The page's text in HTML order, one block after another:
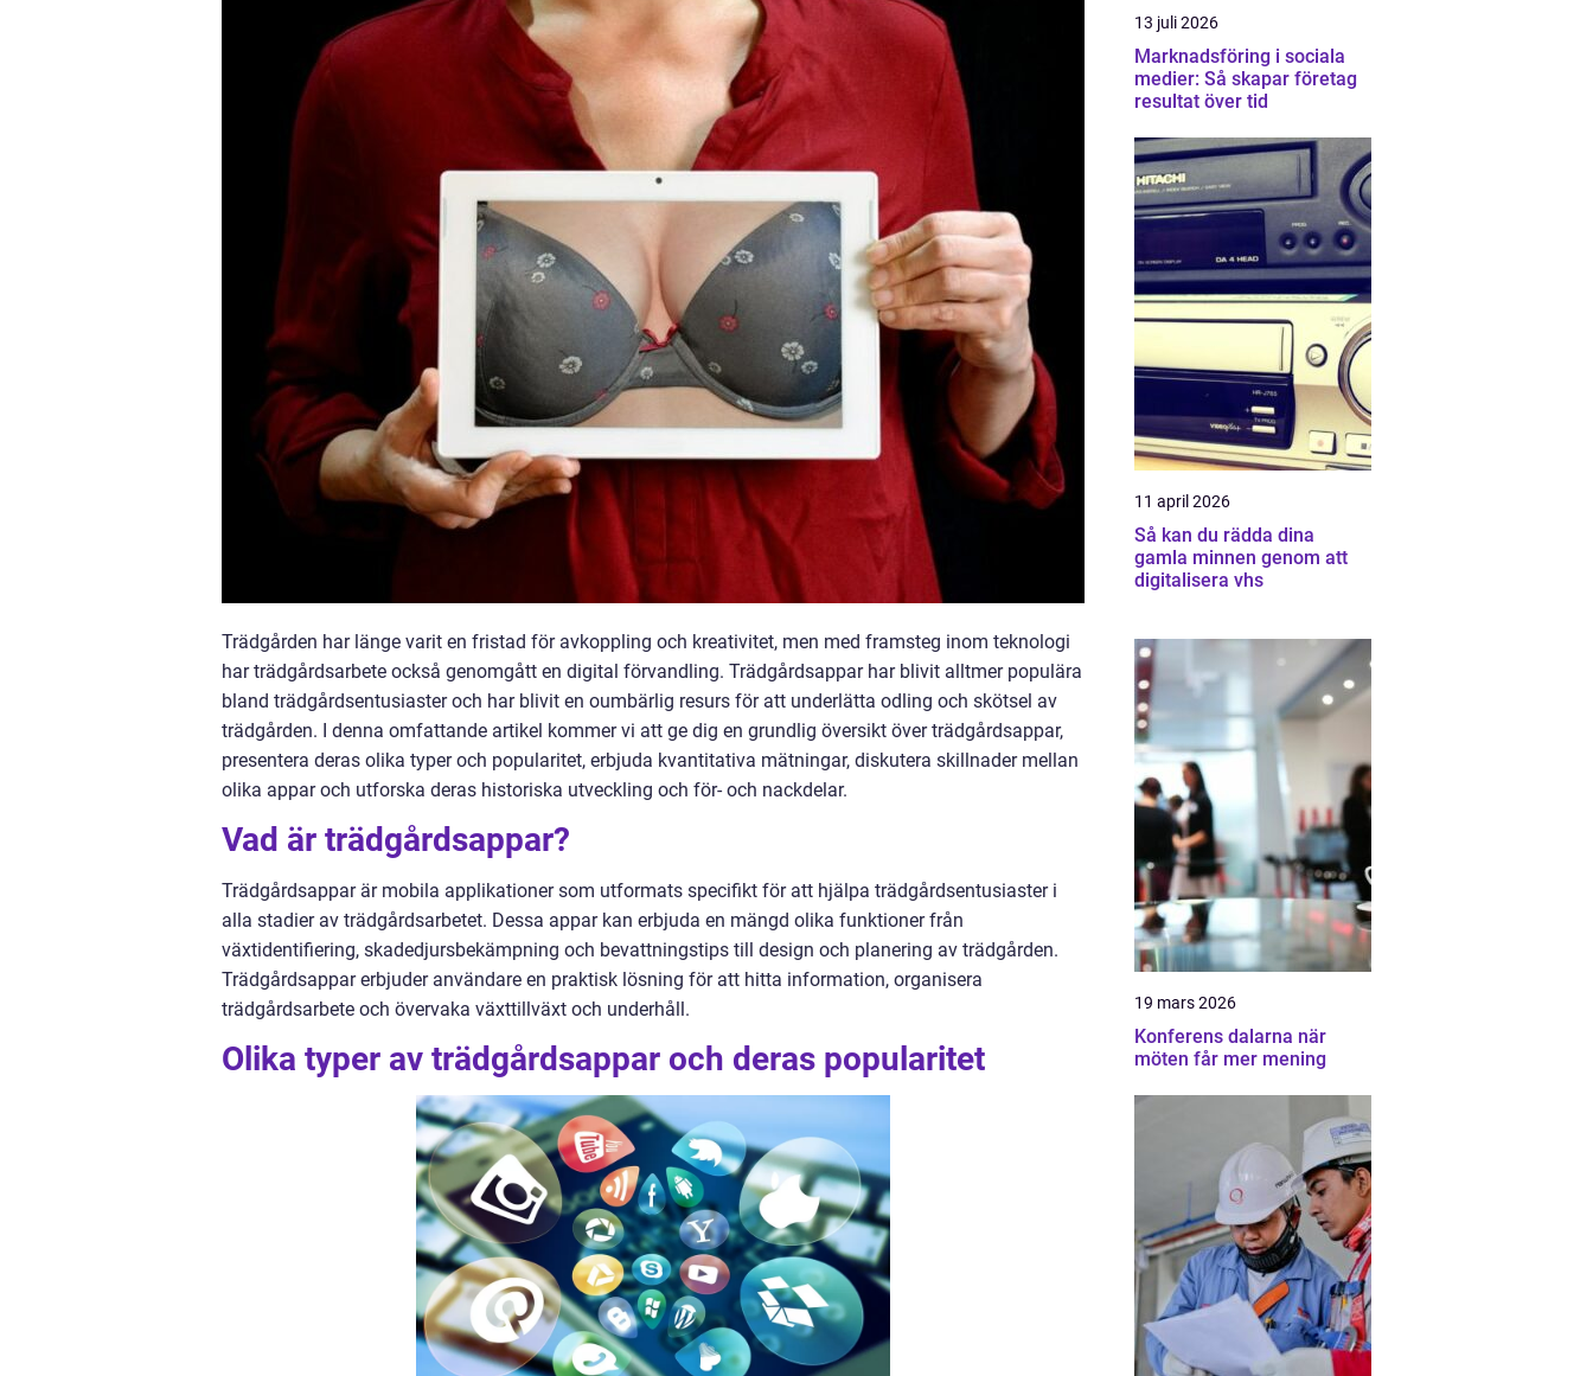
Trädgården har länge varit en fristad för avkoppling och kreativitet, men med framsteg inom teknologi
har trädgårdsarbete också genomgått en digital förvandling. Trädgårdsappar har blivit alltmer populära
bland trädgårdsentusiaster och har blivit en oumbärlig resurs för att underlätta odling och skötsel av
trädgården. I denna omfattande artikel kommer vi att ge dig en grundlig översikt över trädgårdsappar,
presentera deras olika typer och popularitet, erbjuda kvantitativa mätningar, diskutera skillnader mellan
olika appar och utforska deras historiska utveckling och för- och nackdelar.
Vad är trädgårdsappar?
Trädgårdsappar är mobila applikationer som utformats specifikt för att hjälpa trädgårdsentusiaster i
alla stadier av trädgårdsarbetet. Dessa appar kan erbjuda en mängd olika funktioner från
växtidentifiering, skadedjursbekämpning och bevattningstips till design och planering av trädgården.
Trädgårdsappar erbjuder användare en praktisk lösning för att hitta information, organisera
trädgårdsarbete och övervaka växttillväxt och underhåll.
Olika typer av trädgårdsappar och deras popularitet
13 juli 2026
Marknadsföring i sociala
medier: Så skapar företag
resultat över tid
11 april 2026
Så kan du rädda dina
gamla minnen genom att
digitalisera vhs
19 mars 2026
Konferens dalarna när
möten får mer mening